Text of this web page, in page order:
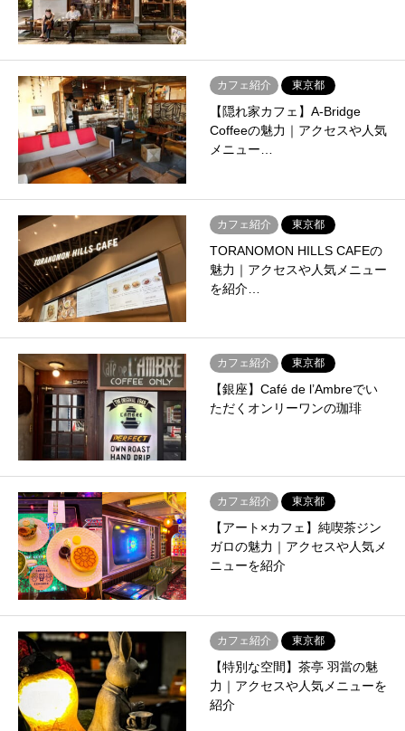
カフェ紹介 東京都
【隠れ家カフェ】A-Bridge
Coffeeの魅力｜アクセスや人気
メニュー…
カフェ紹介 東京都
TORANOMON HILLS CAFEの
魅力｜アクセスや人気メニュー
を紹介…
カフェ紹介 東京都
【銀座】Café de l’Ambreでい
ただくオンリーワンの珈琲
カフェ紹介 東京都
【アート×カフェ】純喫茶ジン
ガロの魅力｜アクセスや人気メ
ニューを紹介
カフェ紹介 東京都
【特別な空間】茶亭 羽當の魅
力｜アクセスや人気メニューを
紹介